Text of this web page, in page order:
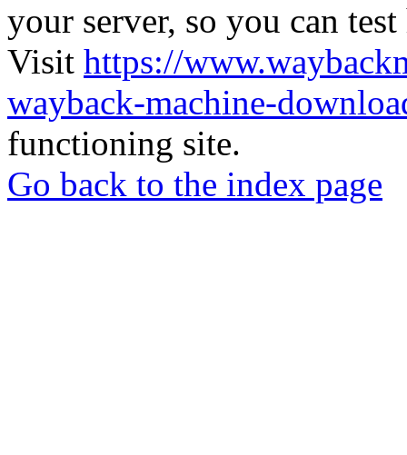
your server, so you can
Visit https://
wayback-machine-
functioning site.
Go back to the index page